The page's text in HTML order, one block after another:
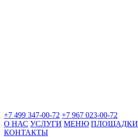
+7 499 347-00-72 +7 967 023-00-72
О НАС УСЛУГИ МЕНЮ ПЛОЩАДКИ
КОНТАКТЫ